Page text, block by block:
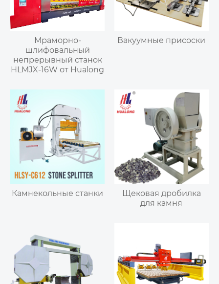
Мраморно-
шлифовальный
непрерывный станок
HLMJX-16W от Hualong
Вакуумные присоски
Камнекольные станки
Щековая дробилка
для камня